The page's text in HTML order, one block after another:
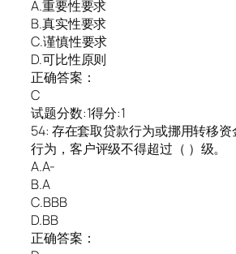
A.重要性要求
B.真实性要求
C.谨慎性要求
D.可比性原则
正确答案：
C
试题分数:1得分:1
54: 存在套取贷款行为或挪用转移
行为，客户评级不得超过（ ）级。
A.A-
B.A
C.BBB
D.BB
正确答案：